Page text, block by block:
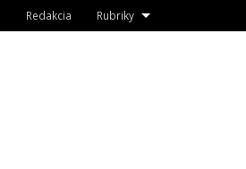
Redakcia Rubriky